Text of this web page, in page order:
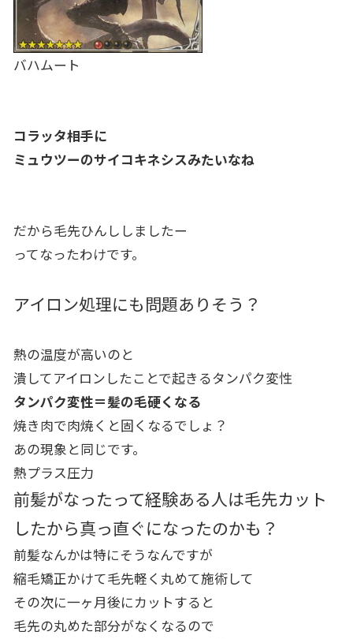
バハムート
コラッタ相手に
ミュウツーのサイコキネシスみたいなね
だから毛先ひんししましたー
ってなったわけです。
アイロン処理にも問題ありそう？
熱の温度が高いのと
潰してアイロンしたことで起きるタンパク変性
タンパク変性＝髪の毛硬くなる
焼き肉で肉焼くと固くなるでしょ？
あの現象と同じです。
熱プラス圧力
前髪がなったって経験ある人は毛先カット
したから真っ直ぐになったのかも？
前髪なんかは特にそうなんですが
縮毛矯正かけて毛先軽く丸めて施術して
その次に一ヶ月後にカットすると
毛先の丸めた部分がなくなるので